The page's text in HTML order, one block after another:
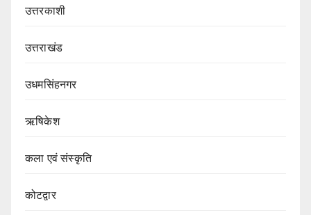
उत्तरकाशी
उत्तराखंड
उधमसिंहनगर
ऋषिकेश
कला एवं संस्कृति
कोटद्वार